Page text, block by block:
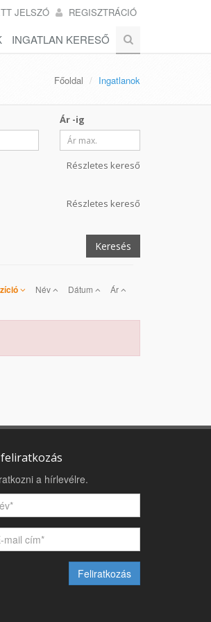
JELSZÓ REGISZTRÁCIÓ
INGATLAN KERESŐ
Főoldal Ingatlanok
Ár -ig
Részletes kereső
Részletes kereső
Keresés
Név Dátum Ár
a hírlevélre.
Feliratkozás